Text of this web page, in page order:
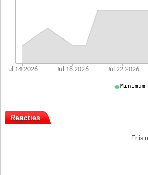
Reacties
Er is